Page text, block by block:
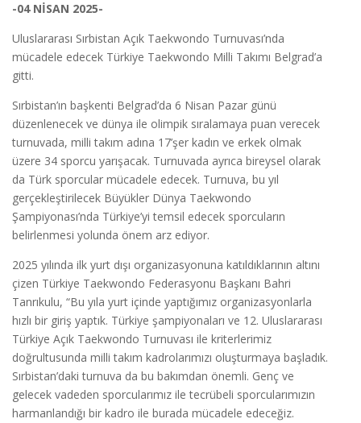
-04 NİSAN 2025-
Uluslararası Sırbistan Açık Taekwondo Turnuvası’nda
mücadele edecek Türkiye Taekwondo Milli Takımı Belgrad’a
gitti.
Sırbistan’ın başkenti Belgrad’da 6 Nisan Pazar günü
düzenlenecek ve dünya ile olimpik sıralamaya puan verecek
turnuvada, milli takım adına 17’şer kadın ve erkek olmak
üzere 34 sporcu yarışacak. Turnuvada ayrıca bireysel olarak
da Türk sporcular mücadele edecek. Turnuva, bu yıl
gerçekleştirilecek Büyükler Dünya Taekwondo
Şampiyonası’nda Türkiye’yi temsil edecek sporcuların
belirlenmesi yolunda önem arz ediyor.
2025 yılında ilk yurt dışı organizasyonuna katıldıklarının altını
çizen Türkiye Taekwondo Federasyonu Başkanı Bahri
Tanrıkulu, “Bu yıla yurt içinde yaptığımız organizasyonlarla
hızlı bir giriş yaptık. Türkiye şampiyonaları ve 12. Uluslararası
Türkiye Açık Taekwondo Turnuvası ile kriterlerimiz
doğrultusunda milli takım kadrolarımızı oluşturmaya başladık.
Sırbistan’daki turnuva da bu bakımdan önemli. Genç ve
gelecek vadeden sporcularımız ile tecrübeli sporcularımızın
harmanlandığı bir kadro ile burada mücadele edeceğiz.